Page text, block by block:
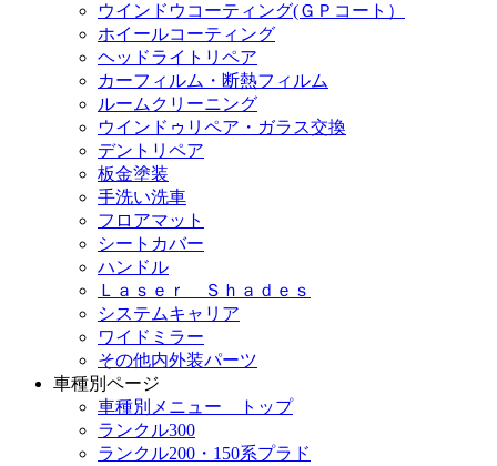
ウインドウコーティング(ＧＰコート）
ホイールコーティング
ヘッドライトリペア
カーフィルム・断熱フィルム
ルームクリーニング
ウインドゥリペア・ガラス交換
デントリペア
板金塗装
手洗い洗車
フロアマット
シートカバー
ハンドル
Ｌａｓｅｒ Ｓｈａｄｅｓ
システムキャリア
ワイドミラー
その他内外装パーツ
車種別ページ
車種別メニュー トップ
ランクル300
ランクル200・150系プラド